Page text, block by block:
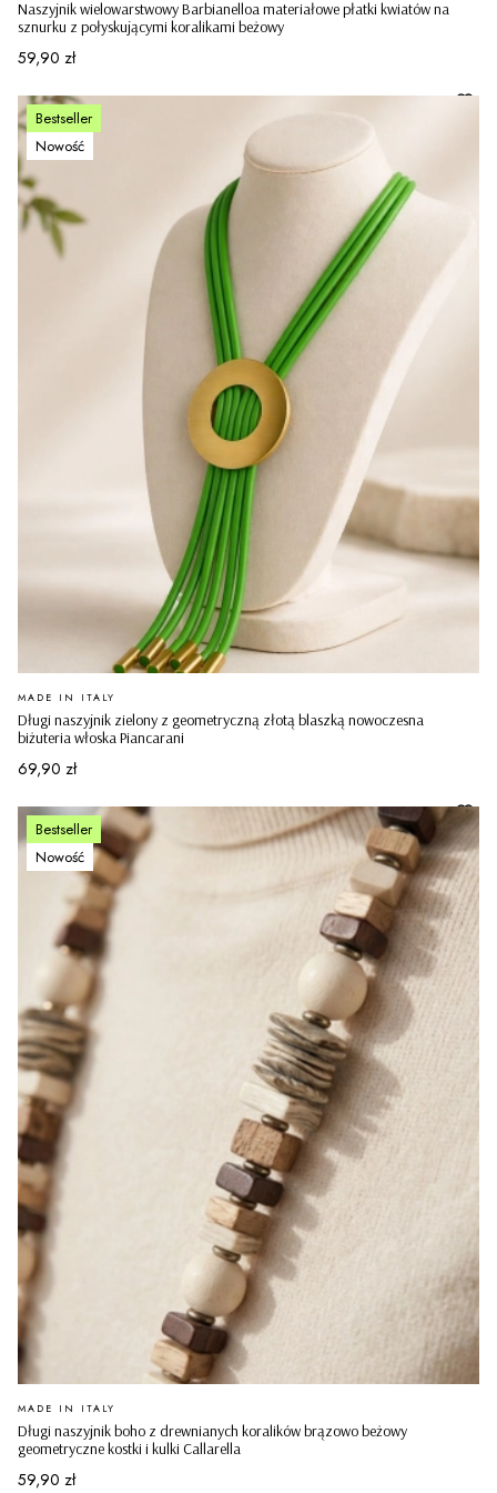
Naszyjnik wielowarstwowy Barbianelloa materiałowe płatki kwiatów na
sznurku z połyskującymi koralikami beżowy
Cena
59,90 zł
Bestseller
Nowość
Długi naszyjnik zielony z geometryczną złotą blaszką nowoczesna
biżuteria włoska Piancarani
PRODUCENT
MADE IN ITALY
Cena
69,90 zł
Bestseller
Nowość
Długi naszyjnik boho z drewnianych koralików brązowo beżowy
geometryczne kostki i kulki Callarella
PRODUCENT
MADE IN ITALY
Cena
59,90 zł